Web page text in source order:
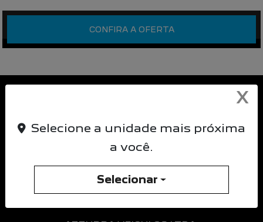
CONFIRA A OFERTA
X
Selecione a unidade mais próxima
a você.
Selecionar